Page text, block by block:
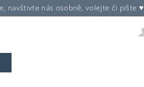
navštivte nás osobně, volejte či pište ♥